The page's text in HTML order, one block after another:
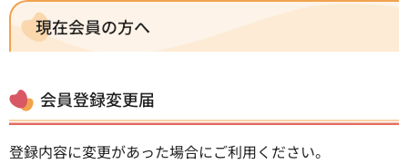
現在会員の方へ
会員登録変更届
登録内容に変更があった場合にご利用ください。